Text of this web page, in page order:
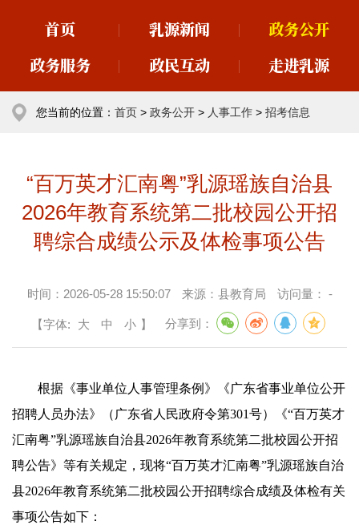
首页 乳源新闻
政务公开
政务服务
政民互动 走进乳源
您当前的位置： 首页 > 政务公开 > 人事工作 > 招考信息
“百万英才汇南粤”乳源瑶族自治县
2026年教育系统第二批校园公开招
聘综合成绩公示及体检事项公告
时间： 2026-05-28 15:50:07 来源： 县教育局 访问量： -
【字体: 大 中 小 】 分享到：
根据《事业单位人事管理条例》《广东省事业单位公开
招聘人员办法》（广东省人民政府令第301号）《“百万英才
汇南粤”乳源瑶族自治县2026年教育系统第二批校园公开招
聘公告》等有关规定，现将“百万英才汇南粤”乳源瑶族自治
县2026年教育系统第二批校园公开招聘综合成绩及体检有关
事项公告如下：